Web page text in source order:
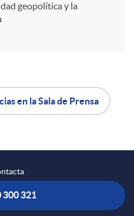
geopolítica y la
en la Sala de Prensa
300 321